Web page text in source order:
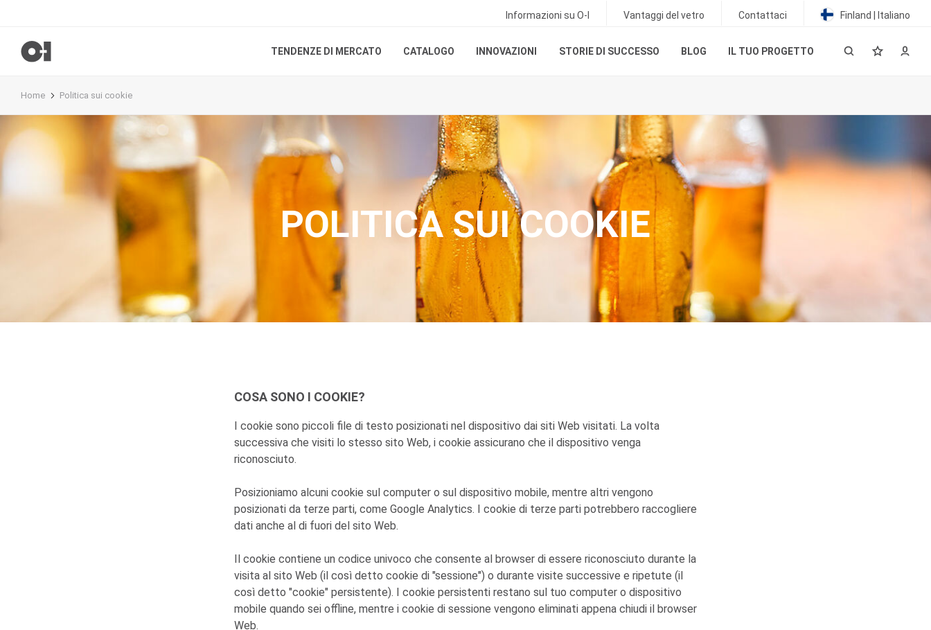
Informazioni su O-I Vantaggi del vetro Contattaci Finland | Italiano
TENDENZE DI MERCATO CATALOGO INNOVAZIONI STORIE DI SUCCESSO BLOG IL TUO PROGETTO
Home Politica sui cookie
POLITICA SUI COOKIE
COSA SONO I COOKIE?
I cookie sono piccoli file di testo posizionati nel dispositivo dai siti Web visitati. La volta
successiva che visiti lo stesso sito Web, i cookie assicurano che il dispositivo venga
riconosciuto.
Posizioniamo alcuni cookie sul computer o sul dispositivo mobile, mentre altri vengono
posizionati da terze parti, come Google Analytics. I cookie di terze parti potrebbero raccogliere
dati anche al di fuori del sito Web.
Il cookie contiene un codice univoco che consente al browser di essere riconosciuto durante la
visita al sito Web (il così detto cookie di "sessione") o durante visite successive e ripetute (il
così detto "cookie" persistente). I cookie persistenti restano sul tuo computer o dispositivo
mobile quando sei offline, mentre i cookie di sessione vengono eliminati appena chiudi il browser
Web.